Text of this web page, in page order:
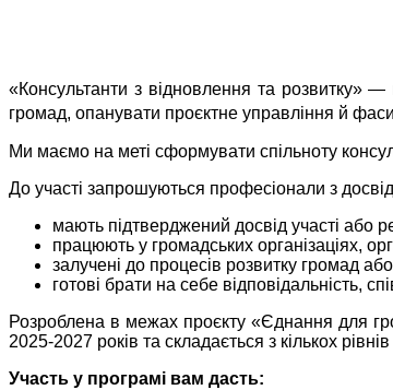
«Консультанти з відновлення та розвитку»
громад, опанувати проєктне управління й
Ми маємо на меті сформувати спільноту
До участі запрошуються професіонали з
мають підтверджений досвід участі або
працюють у громадських організаціях,
залучені до процесів розвитку громад
готові брати на себе відповідальність,
Розроблена в межах проєкту «Єднання для
2025-2027 років та складається з кількох
Участь у програмі вам дасть: